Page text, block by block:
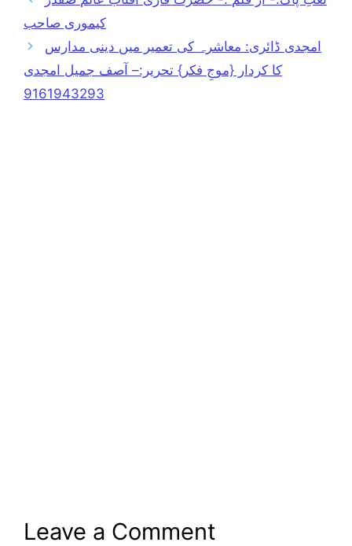
کیموری صاحب
امجدی ڈائری: معاشرہ کی تعمیر میں دینی مدارس
کا کردار {موجِ فکر} تحریر:– آصف جمیل امجدی
9161943293
Leave a Comment